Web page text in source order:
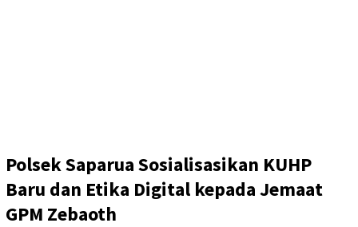
Polsek Saparua Sosialisasikan KUHP
Baru dan Etika Digital kepada Jemaat
GPM Zebaoth